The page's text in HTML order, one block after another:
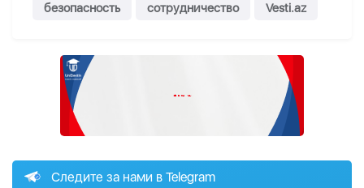
безопасность
сотрудничество Vesti.az
Следите за нами в Telegram